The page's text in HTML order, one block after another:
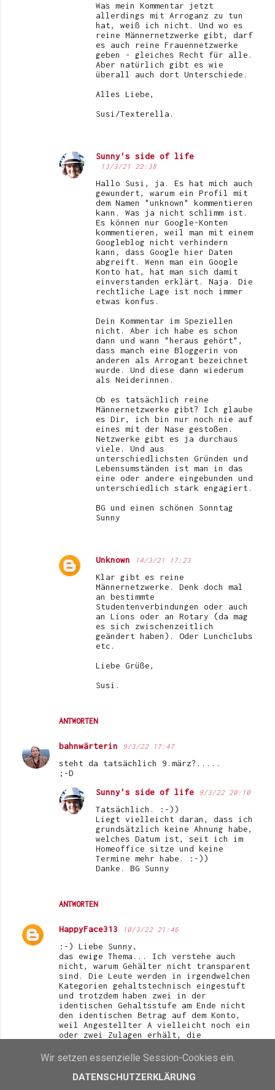
ANTWORTEN
Was mein Kommentar jetzt
allerdings mit Arroganz zu tun
hat, weiß ich nicht. Und wo es
reine Männernetzwerke gibt, darf
es auch reine Frauennetzwerke
geben - gleiches Recht für alle.
Aber natürlich gibt es wie
überall auch dort Unterschiede.
Alles Liebe,
Susi/Texterella.
Sunny's side of life
13/3/21 22:38
Hallo Susi, ja. Es hat mich auch
gewundert, warum ein Profil mit
dem Namen "unknown" kommentieren
kann. Was ja nicht schlimm ist.
Es können nur Google-Konten
kommentieren, weil man mit einem
Googleblog nicht verhindern
kann, dass Google hier Daten
abgreift. Wenn man ein Google
Konto hat, hat man sich damit
einverstanden erklärt. Naja. Die
rechtliche Lage ist noch immer
etwas konfus.
Dein Kommentar im Speziellen
nicht. Aber ich habe es schon
dann und wann "heraus gehört",
dass manch eine Bloggerin von
anderen als Arrogant bezeichnet
wurde. Und diese dann wiederum
als Neiderinnen.
Ob es tatsächlich reine
Männernetzwerke gibt? Ich glaube
es Dir, ich bin nur noch nie auf
eines mit der Nase gestoßen.
Netzwerke gibt es ja durchaus
viele. Und aus
unterschiedlichsten Gründen und
Lebensumständen ist man in das
eine oder andere eingebunden und
unterschiedlich stark engagiert.
BG und einen schönen Sonntag
Sunny
Unknown 14/3/21 17:23
Klar gibt es reine
Männernetzwerke. Denk doch mal
an bestimmte
Studentenverbindungen oder auch
an Lions oder an Rotary (da mag
es sich zwischenzeitlich
geändert haben). Oder Lunchclubs
etc.
Liebe Grüße,
Susi.
bahnwärterin 9/3/22 17:47
steht da tatsächlich 9.märz?.....
;-D
ANTWORTEN
Sunny's side of life 9/3/22 20:10
Tatsächlich. :-))
Liegt vielleicht daran, dass ich
grundsätzlich keine Ahnung habe,
welches Datum ist, seit ich im
Homeoffice sitze und keine
Termine mehr habe. :-))
Danke. BG Sunny
HappyFace313 10/3/22 21:46
:-) Liebe Sunny,
das ewige Thema... Ich verstehe auch
nicht, warum Gehälter nicht transparent
sind. Die Leute werden in irgendwelchen
Kategorien gehaltstechnisch eingestuft
und trotzdem haben zwei in der
identischen Gehaltsstufe am Ende nicht
den identischen Betrag auf dem Konto,
weil Angestellter A vielleicht noch ein
oder zwei Zulagen erhält, die
Je älter ich werde, desto weniger
pfeiff' ich mir was. Ich werde immer
direkter, auch wenn ich versuche
Wir setzen essenzielle Session-Cookies ein.
DATENSCHUTZERKLÄRUNG